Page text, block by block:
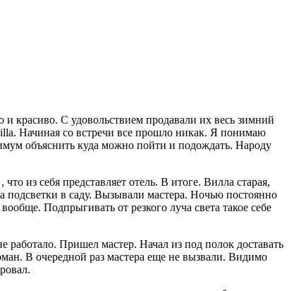
красиво. С удовольствием продавали их весь зимний
Начиная со встречи все прошло никак. Я понимаю
объяснить куда можно пойти и подождать. Народу
из себя представляет отель. В итоге. Вилла старая,
подсветки в саду. Вызывали мастера. Ночью постоянно
Подпрыгивать от резкого луча света такое себе
Пришел мастер. Начал из под полок доставать
В очередной раз мастера еще не вызвали. Видимо